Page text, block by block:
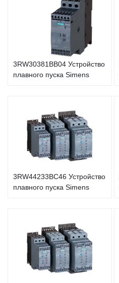
3RW30381BB04 Устройство
плавного пуска Simens
3RW44233BC46 Устройство
плавного пуска Simens